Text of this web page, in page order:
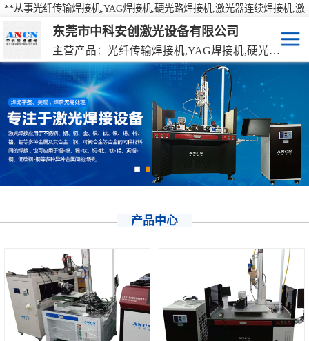
**从事光纤传输焊接机,YAG焊接机,硬光路焊接机,激光器连续焊接机,激
光焊接机,激光打标机,激光切割机等产品的研发、生产、销售
东莞市中科安创激光设备有限公司
主营产品：光纤传输焊接机,YAG焊接机,硬光路焊接机,激光器连续焊接机
产品中心
激光焊接机
激光打标机
激光切割机
YAG硬光路激光焊接机
光纤传输激光焊接机
光纤激光器连续焊接机
机械手激光焊接机